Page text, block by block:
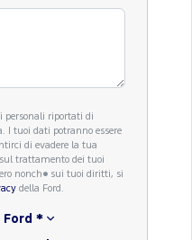
personali riportati di
I tuoi dati potranno essere
di evadere la tua
nonch� sui tuoi diritti, si
della Ford.
*